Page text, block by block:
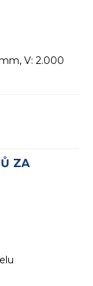
V: 2.000
ZA